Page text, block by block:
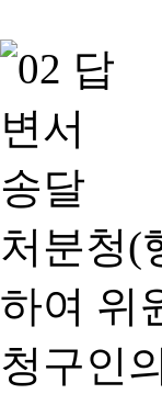
처분청(
하여 위
청구인